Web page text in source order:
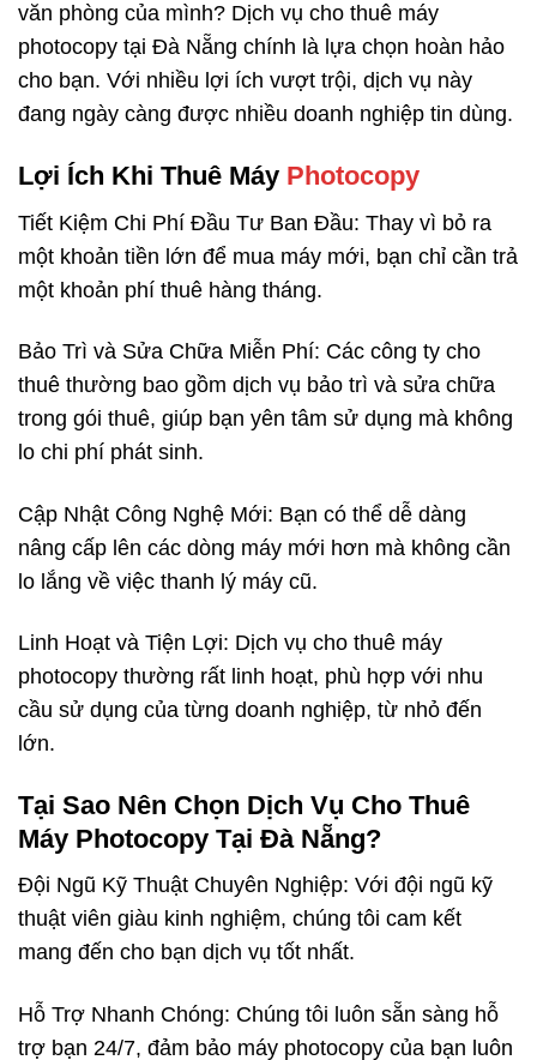
văn phòng của mình? Dịch vụ cho thuê máy
photocopy tại Đà Nẵng chính là lựa chọn hoàn hảo
cho bạn. Với nhiều lợi ích vượt trội, dịch vụ này
đang ngày càng được nhiều doanh nghiệp tin dùng.
Lợi Ích Khi Thuê Máy Photocopy
Tiết Kiệm Chi Phí Đầu Tư Ban Đầu: Thay vì bỏ ra
một khoản tiền lớn để mua máy mới, bạn chỉ cần trả
một khoản phí thuê hàng tháng.
Bảo Trì và Sửa Chữa Miễn Phí: Các công ty cho
thuê thường bao gồm dịch vụ bảo trì và sửa chữa
trong gói thuê, giúp bạn yên tâm sử dụng mà không
lo chi phí phát sinh.
Cập Nhật Công Nghệ Mới: Bạn có thể dễ dàng
nâng cấp lên các dòng máy mới hơn mà không cần
lo lắng về việc thanh lý máy cũ.
Linh Hoạt và Tiện Lợi: Dịch vụ cho thuê máy
photocopy thường rất linh hoạt, phù hợp với nhu
cầu sử dụng của từng doanh nghiệp, từ nhỏ đến
lớn.
Tại Sao Nên Chọn Dịch Vụ Cho Thuê
Máy Photocopy Tại Đà Nẵng?
Đội Ngũ Kỹ Thuật Chuyên Nghiệp: Với đội ngũ kỹ
thuật viên giàu kinh nghiệm, chúng tôi cam kết
mang đến cho bạn dịch vụ tốt nhất.
Hỗ Trợ Nhanh Chóng: Chúng tôi luôn sẵn sàng hỗ
trợ bạn 24/7, đảm bảo máy photocopy của bạn luôn